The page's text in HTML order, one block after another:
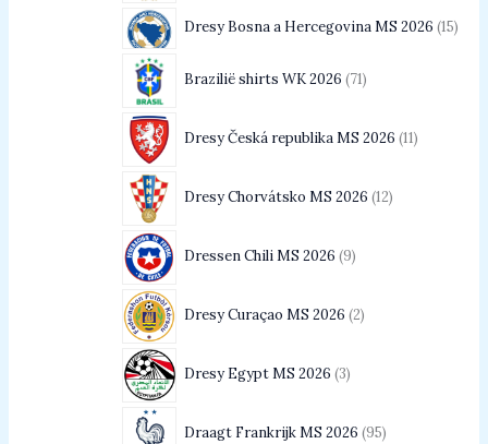
Dresy Bosna a Hercegovina MS 2026 15
Brazilië shirts WK 2026 71
Dresy Česká republika MS 2026 11
Dresy Chorvátsko MS 2026 12
Dressen Chili MS 2026 9
Dresy Curaçao MS 2026 2
Dresy Egypt MS 2026 3
Draagt Frankrijk MS 2026 95